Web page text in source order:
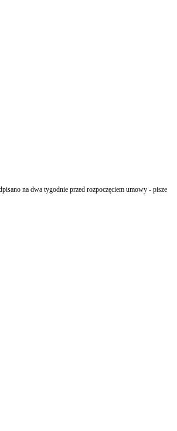
na dwa tygodnie przed rozpoczęciem umowy - pisze